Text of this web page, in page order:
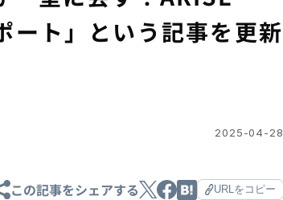
ト」という記事を更新
2025-04-28
この記事をシェアする URLをコピー